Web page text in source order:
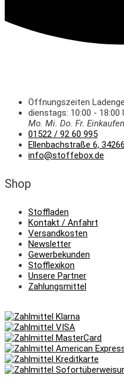
Öffnungszeiten
dienstags: 10:00 - 18:00
Mo. Mi. Do. Fr. Einkaufen
01522 / 92 60 995
Ellenbachstraße 6,
info@stoffebox.de
Shop
Stoffladen
Kontakt / Anfahrt
Versandkosten
Newsletter
Gewerbekunden
Stofflexikon
Unsere Partner
Zahlungsmittel